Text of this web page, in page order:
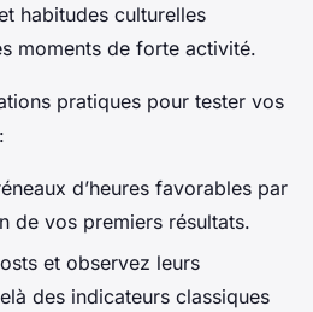
habitudes culturelles
moments de forte activité.
pratiques pour tester vos
d’heures favorables par
de vos premiers résultats.
et observez leurs
des indicateurs classiques